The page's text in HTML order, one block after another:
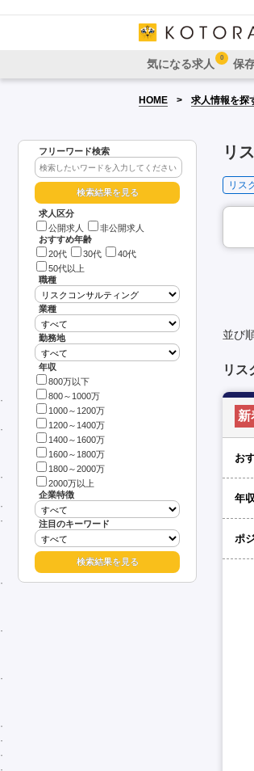
気になる求人 0 保
HOME 求人情報を探
フリーワード検索
求人区分
公開求人
非公開求人
おすすめ年齢
20代
30代
40代
50代以上
職種
業種
勤務地
年収
800万以下
800～1000万
1000～1200万
1200～1400万
1400～1600万
1600～1800万
1800～2000万
2000万以上
企業特徴
注目のキーワード
リ
リス
並び
リス
新
お
年
ポ